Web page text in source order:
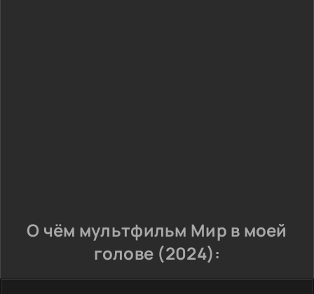
О чём мультфильм Мир в моей
голове (2024):